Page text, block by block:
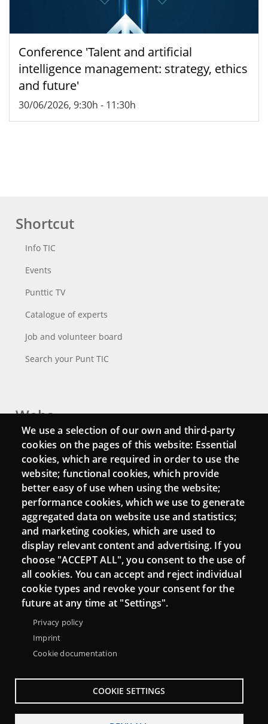
Conference 'Talent and artificial
intelligence management: strategy, ethics
and future'
30/06/2026, 9:30h - 11:30h
Shortcut
Info TIC
Events
Punttic TV
Catalogue of experts
Job and volunteer board
Search your Punt TIC
Webs
Login
Mattermost Punt TIC
Moodle CampusLab
Connect
Contact
Newsletters
We use a selection of our own and third-party
cookies on the pages of this website: Essential
cookies, which are required in order to use the
website; functional cookies, which provide
better easy of use when using the website;
performance cookies, which we use to generate
aggregated data on website use and statistics;
and marketing cookies, which are used to
display relevant content and advertising. If you
choose "ACCEPT ALL", you consent to the use of
all cookies. You can accept and reject individual
cookie types and revoke your consent for the
future at any time at "Settings".
Privacy policy
Imprint
Cookie documentation
COOKIE SETTINGS